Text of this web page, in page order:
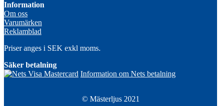
Information
Om oss
Varumärken
Reklamblad
Priser anges i SEK exkl moms.
Säker betalning
Information om Nets betalning
© Mästerljus 2021